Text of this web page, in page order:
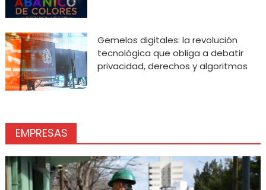
Gemelos digitales: la revolución
tecnológica que obliga a debatir
privacidad, derechos y algoritmos
EMPRESAS